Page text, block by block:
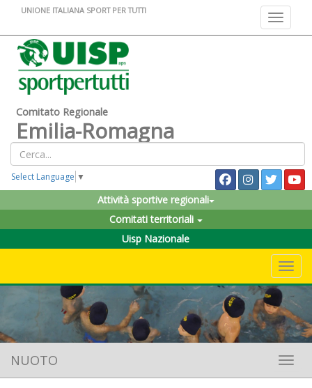
Toggle
UNIONE ITALIANA SPORT PER TUTTI
Comitato Regionale
Emilia-Romagna
Select Language ▼
Attività sportive regionali
Comitati territoriali
Uisp Nazionale
NUOTO